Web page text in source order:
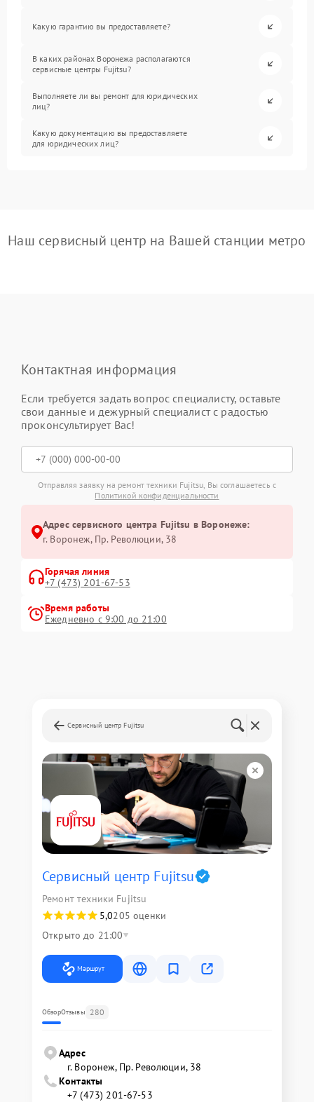
Какую гарантию вы предоставляете?
В каких районах Воронежа располагаются
сервисные центры Fujitsu?
Выполняете ли вы ремонт для юридических
лиц?
Какую документацию вы предоставляете
для юридических лиц?
Наш сервисный центр на Вашей станции метро
Контактная информация
Если требуется задать вопрос специалисту, оставьте
свои данные и дежурный специалист с радостью
проконсультирует Вас!
Отправляя заявку на ремонт техники Fujitsu, Вы соглашаетесь с
Политикой конфиденциальности
Адрес сервисного центра Fujitsu в Воронеже:
г. Воронеж, Пр. Революции, 38
Горячая линия
+7 (473) 201-67-53
Время работы
Ежедневно с 9:00 до 21:00
Сервисный центр Fujitsu
Сервисный центр Fujitsu
Ремонт техники Fujitsu
5,0205 оценки
Открыто до 21:00
Маршрут
ОбзорОтзывы 280
Адрес
г. Воронеж, Пр. Революции, 38
Контакты
+7 (473) 201-67-53